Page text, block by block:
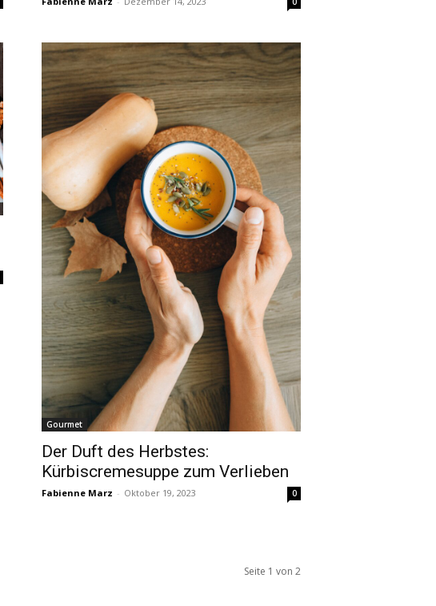
Gourmet
Der Duft des Herbstes:
Kürbiscremesuppe zum Verlieben
Fabienne Marz - Oktober 19, 2023 0
Seite 1 von 2